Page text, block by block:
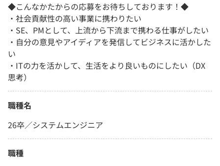
◆こんなかたからの応募をお待ちしております！◆
・社会貢献性の高い事業に携わりたい
・SE、PMとして、上流から下流まで携わる仕事がしたい
・自分の意見やアイディアを発信してビジネスに活かした
い
・ITの力を活かして、生活をより良いものにしたい（DX
思考）
職種名
26卒／システムエンジニア
職種